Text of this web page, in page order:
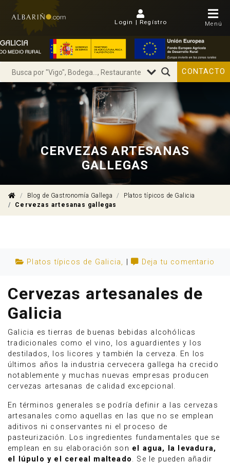
Login | Regístro Menú
CONTACTO
CERVEZAS ARTESANAS
GALLEGAS
Blog de Gastronomía Gallega
Platos típicos de Galicia
Cervezas artesanas gallegas
Platos típicos de Galicia, | Deja tu comentario
Cervezas artesanales de
Galicia
Galicia es tierras de buenas bebidas alcohólicas
tradicionales como el vino, los aguardientes y los
destilados, los licores y también la cerveza. En los
últimos años la industria cervecera gallega ha crecido
notablemente y muchas nuevas empresas producen
cervezas artesanas de calidad excepcional.
En términos generales se podría definir a las cervezas
artesanales como aquellas en las que no se emplean
aditivos ni conservantes ni el proceso de
pasteurización. Los ingredientes fundamentales que se
emplean en su elaboración son el agua, la levadura,
el lúpulo y el cereal malteado. Se le pueden añadir